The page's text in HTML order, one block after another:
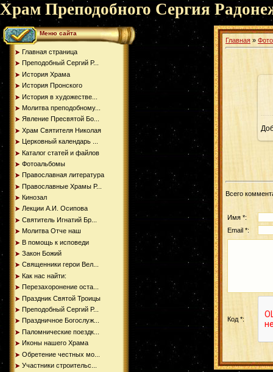
Храм Преподобного Сергия
Меню сайта
Главная страница
Преподобный Сергий Р...
История Храма
История Пронского
История в художестве...
Молитва преподобному...
Явление Пресвятой Бо...
Храм Святителя Николая
Церковный календарь ...
Каталог статей и файлов
Фотоальбомы
Православная литература
Православные Храмы Р...
Кинозал
Лекции А.И. Осипова
Святитель Игнатий Бр...
Молитва Отче наш
В помощь к исповеди
Закон Божий
Священники герои Вел...
Как нас найти:
Перезахоронение оста...
Праздник Святой Троицы
Преподобный Сергий Р...
Праздничное Богослуж...
Паломнические поездк...
Иконы нашего Храма
Обретение честных мо...
Участники строительс...
Главная »
Всего
Имя *:
Email *:
Код *: